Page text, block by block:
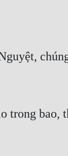
trong bao,